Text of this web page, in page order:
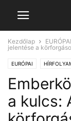
Kezdőlap EURÓPAI
jelentése a
EURÓPAI
a kulcs: